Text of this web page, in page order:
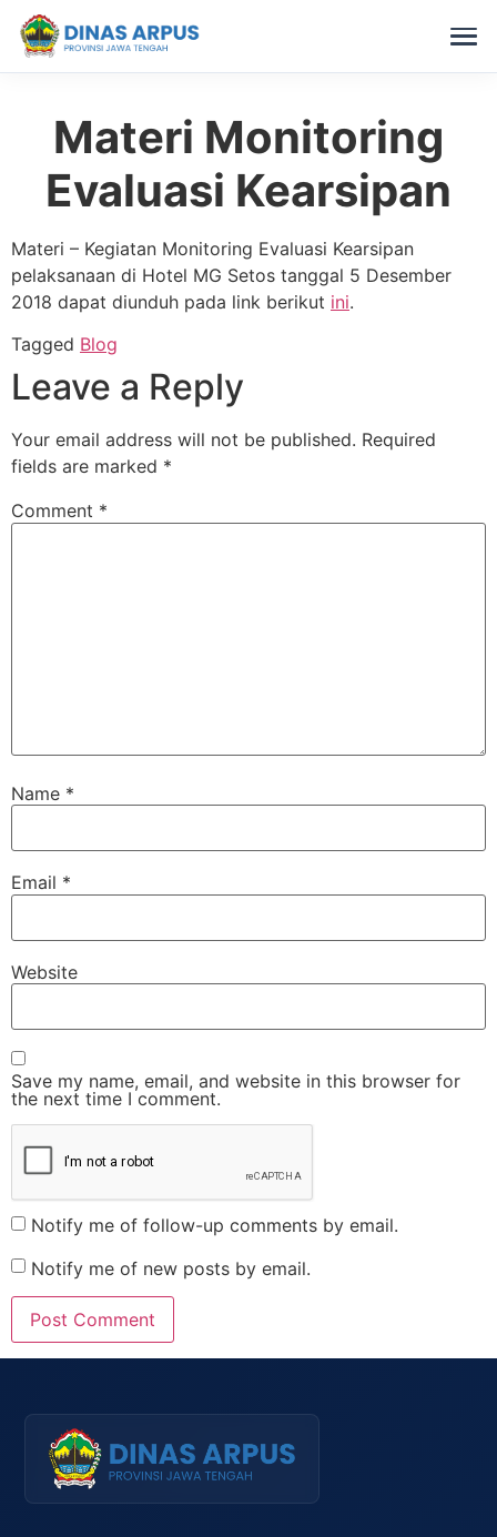
content
Materi Monitoring
Evaluasi Kearsipan
Materi – Kegiatan Monitoring Evaluasi Kearsipan
pelaksanaan di Hotel MG Setos tanggal 5 Desember
2018 dapat diunduh pada link berikut ini.
Tagged Blog
Leave a Reply
Your email address will not be published. Required
fields are marked *
Comment *
Name *
Email *
Website
Save my name, email, and website in this browser for
the next time I comment.
Notify me of follow-up comments by email.
Notify me of new posts by email.